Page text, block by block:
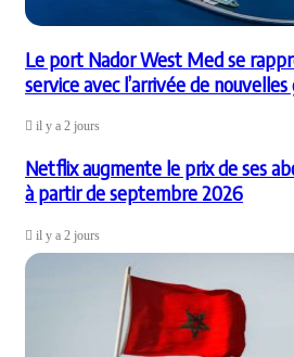
Le port Nador West Med se
service avec l’arrivée de
il y a 2 jours
Netflix augmente le prix de ses
à partir de septembre 2026
il y a 2 jours